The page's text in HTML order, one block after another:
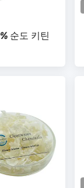
순도 키틴